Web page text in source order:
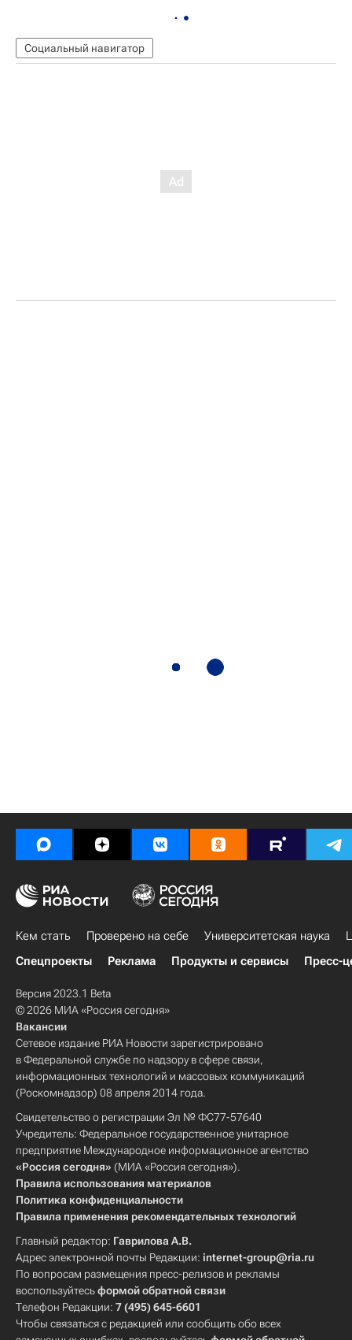
Социальный навигатор
Кем стать Проверено на себе Университетская наука
Спецпроекты
Реклама Продукты и сервисы Пресс-
Версия 2023.1 Beta
© 2026 МИА «Россия сегодня»
Вакансии
Сетевое издание РИА Новости зарегистрировано
в Федеральной службе по надзору в сфере связи,
информационных технологий и массовых коммуникаций
(Роскомнадзор) 08 апреля 2014 года.
Свидетельство о регистрации Эл № ФС77-57640
Учредитель: Федеральное государственное унитарное
предприятие Международное информационное агентство
«Россия сегодня» (МИА «Россия сегодня»).
Правила использования материалов
Политика конфиденциальности
Правила применения рекомендательных технологий
Главный редактор: Гаврилова А.В.
Адрес электронной почты Редакции: internet-group@ria.ru
По вопросам размещения пресс-релизов и рекламы
воспользуйтесьформой обратной связи
Телефон Редакции: 7 (495) 645-6601
Чтобы связаться с редакцией или сообщить обо всех